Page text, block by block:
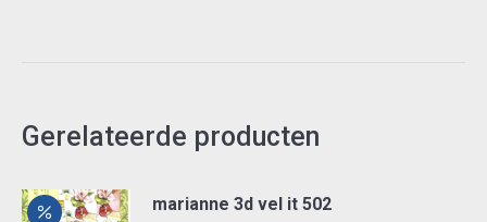
Gerelateerde producten
marianne 3d vel it 502